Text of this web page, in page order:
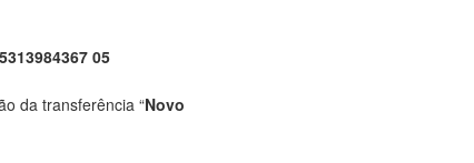
05
da transferência “Novo